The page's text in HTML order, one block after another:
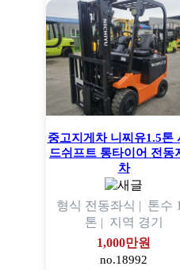
중고지게차 니찌유1.5톤
드쉬프트 통타이어 전동
차
형식 전동좌식 | 톤수
톤 | 지역 경기
1,000만원
no.18992